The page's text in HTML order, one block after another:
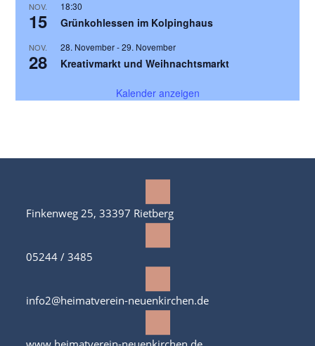
NOV.
15
18:30
Grünkohlessen im Kolpinghaus
NOV.
28
28. November-29. November
Kreativmarkt und Weihnachtsmarkt
Kalender anzeigen
Finkenweg 25, 33397 Rietberg
05244 / 3485
info2@heimatverein-neuenkirchen.de